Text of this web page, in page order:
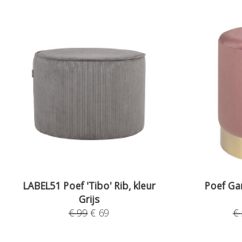
LABEL51 Poef 'Tibo' Rib, kleur
Grijs
€99 € 69
Poef
€